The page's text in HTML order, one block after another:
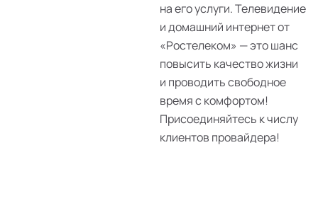
на его услуги. Телевидение
и домашний интернет от
«Ростелеком» — это шанс
повысить качество жизни
и проводить свободное
время с комфортом!
Присоединяйтесь к числу
клиентов провайдера!